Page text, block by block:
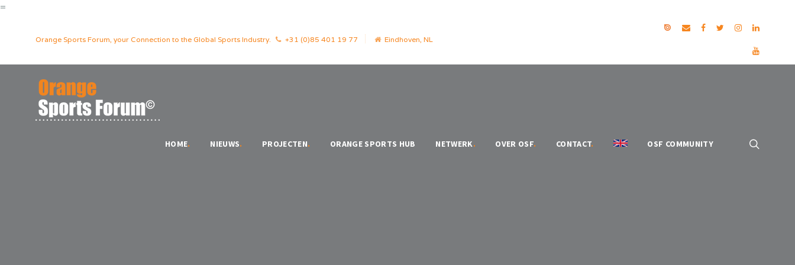
=
Orange Sports Forum, your Connection to the Global Sports Industry. +31 (0)85 401 19 77 Eindhoven, NL
HOME. NIEUWS. PROJECTEN. ORANGE SPORTS HUB NETWERK. OVER OSF. CONTACT. OSF COMMUNITY